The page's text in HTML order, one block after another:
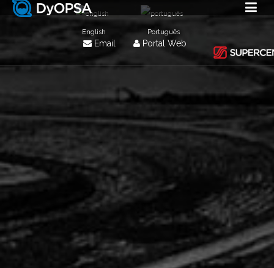
Email Portal Web
English Português